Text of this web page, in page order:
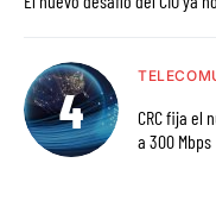
CRC fija el
a 300 Mbps